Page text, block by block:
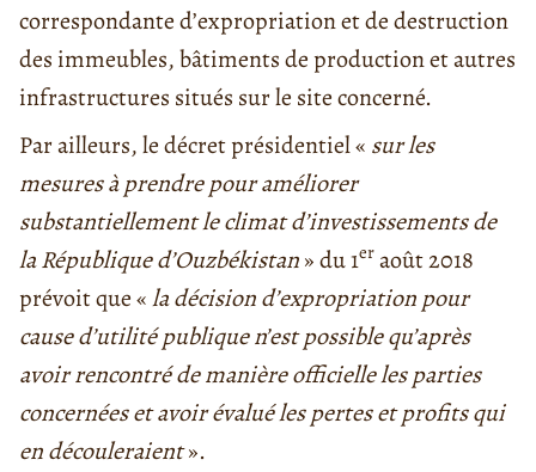
correspondante d’expropriation et de destruction
des immeubles, bâtiments de production et autres
infrastructures situés sur le site concerné.
Par ailleurs, le décret présidentiel « sur les
mesures à prendre pour améliorer
substantiellement le climat d’investissements de
la République d’Ouzbékistan» du 1er août 2018
prévoit que «la décision d’expropriation pour
cause d’utilité publique n’est possible qu’après
avoir rencontré de manière officielle les parties
concernées et avoir évalué les pertes et profits qui
en découleraient».